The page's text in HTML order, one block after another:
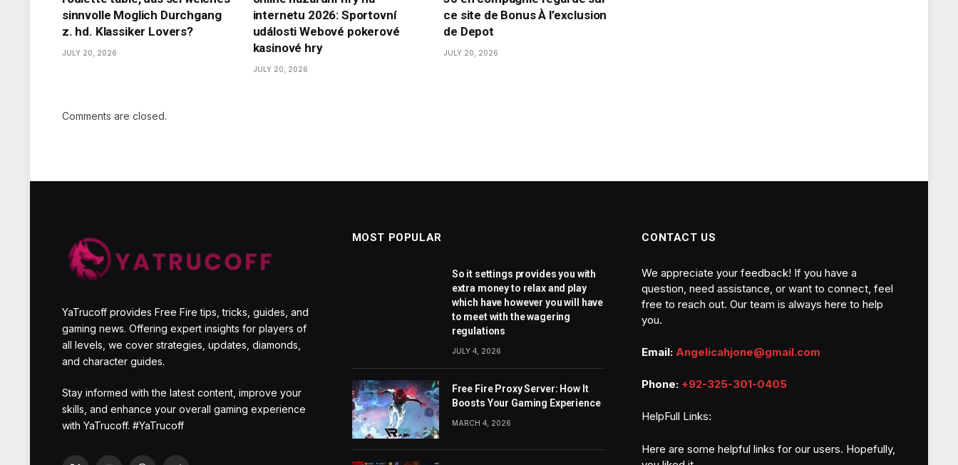
sinnvolle Moglich Durchgang
z. hd. Klassiker Lovers?
JULY 20, 2026
internetu 2026: Sportovní
události Webové pokerové
kasinové hry
JULY 20, 2026
ce site de Bonus À l’exclusion
de Depot
JULY 20, 2026
Comments are closed.
YaTrucoff provides Free Fire tips, tricks, guides, and
gaming news. Offering expert insights for players of
all levels, we cover strategies, updates, diamonds,
and character guides.
Stay informed with the latest content, improve your
skills, and enhance your overall gaming experience
with YaTrucoff. #YaTrucoff
MOST POPULAR
So it settings provides you with
extra money to relax and play
which have however you will have
to meet with the wagering
regulations
JULY 4, 2026
Free Fire Proxy Server: How It
Boosts Your Gaming Experience
MARCH 4, 2026
CONTACT US
We appreciate your feedback! If you have a
question, need assistance, or want to connect, feel
free to reach out. Our team is always here to help
you.
Email:Angelicahjone@gmail.com
Phone: +92-325-301-0405
HelpFull Links:
Here are some helpful links for our users. Hopefully,